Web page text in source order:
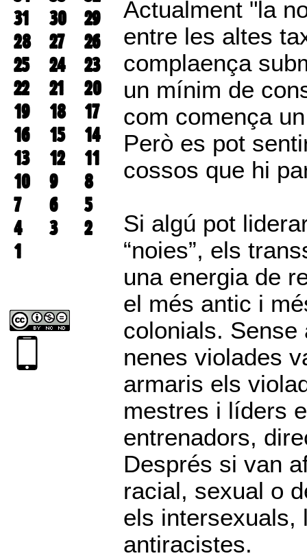
31
30
29
28
27
26
25
24
23
22
21
20
19
18
17
16
15
14
13
12
11
10
9
8
7
6
5
4
3
2
1
Actualment "la
entre les altes
complaença
un mínim de
com comença
Però es pot
cossos que hi
Si algú pot
“noies”, els
una energia de
el més antic i
colonials.
nenes violades
armaris els
mestres i líders
entrenadors,
Després si van
racial, sexual o
els intersexuals,
antiracistes.